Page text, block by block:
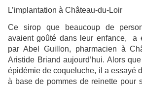
L’implantation à Château-du-Loir
Ce sirop que beaucoup de
avaient goûté dans leur enfance, a
par Abel Guillon, pharmacien à
Aristide Briand aujourd’hui. Alors
épidémie de coqueluche, il a essayé
à base de pommes de reinette pour